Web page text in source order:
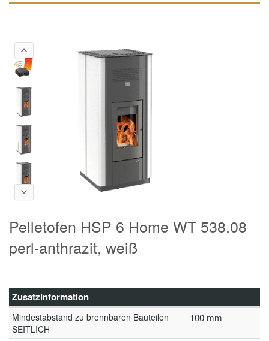
Pelletofen HSP 6 Home WT 538.08
perl-anthrazit, weiß
Zusatzinformation
Mindestabstand zu brennbaren Bauteilen
SEITLICH
100 mm